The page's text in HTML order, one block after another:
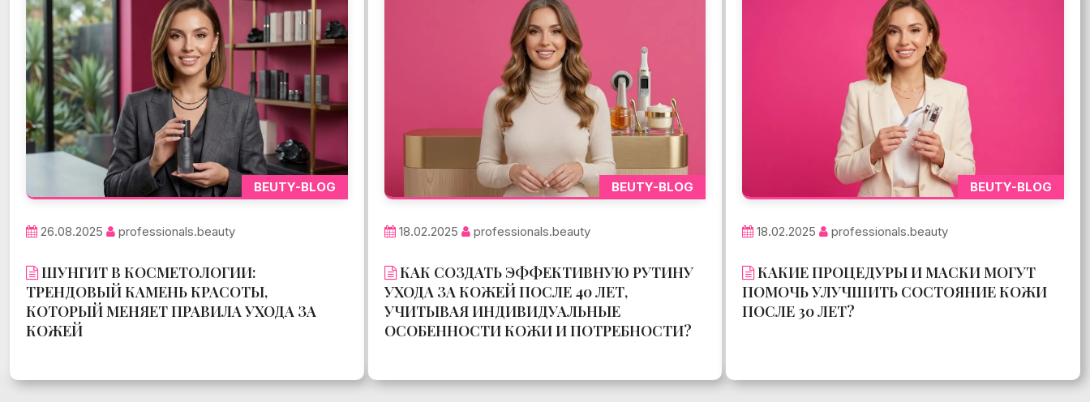
BEUTY-BLOG
26.08.2025 professionals.beauty
ШУНГИТ В КОСМЕТОЛОГИИ:
ТРЕНДОВЫЙ КАМЕНЬ КРАСОТЫ,
КОТОРЫЙ МЕНЯЕТ ПРАВИЛА УХОДА ЗА
КОЖЕЙ
BEUTY-BLOG
18.02.2025 professionals.beauty
КАК СОЗДАТЬ ЭФФЕКТИВНУЮ РУТИНУ
УХОДА ЗА КОЖЕЙ ПОСЛЕ 40 ЛЕТ,
УЧИТЫВАЯ ИНДИВИДУАЛЬНЫЕ
ОСОБЕННОСТИ КОЖИ И ПОТРЕБНОСТИ?
BEUTY-BLOG
18.02.2025 professionals.beauty
КАКИЕ ПРОЦЕДУРЫ И МАСКИ МОГУТ
ПОМОЧЬ УЛУЧШИТЬ СОСТОЯНИЕ КОЖИ
ПОСЛЕ 30 ЛЕТ?